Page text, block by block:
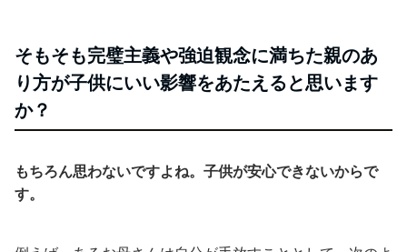
そもそも完璧主義や強迫観念に満ちた親のあ
り方が子供にいい影響をあたえると思います
か？
もちろん思わないですよね。子供が安心できないからで
す。